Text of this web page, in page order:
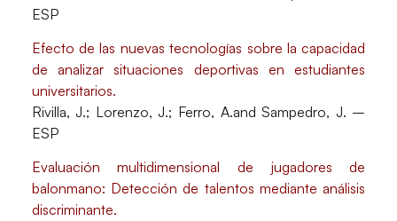
ESP
Efecto de las nuevas tecnologías sobre la capacidad
de analizar situaciones deportivas en estudiantes
universitarios.
Rivilla, J.; Lorenzo, J.; Ferro, A.and Sampedro, J. –
ESP
Evaluación multidimensional de jugadores de
balonmano: Detección de talentos mediante análisis
discriminante.